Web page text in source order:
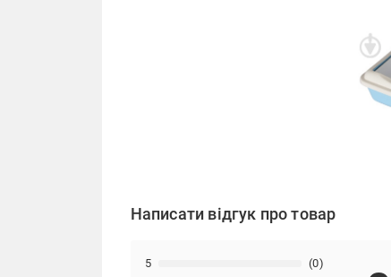
Написати відгук про товар
5 (0)